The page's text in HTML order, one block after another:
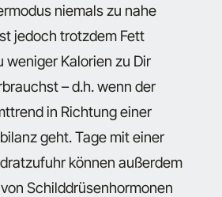
niemals zu nahe
jedoch trotzdem Fett
weniger Kalorien zu Dir
– d.h. wenn der
in Richtung einer
geht. Tage mit einer
können außerdem
Schilddrüsenhormonen